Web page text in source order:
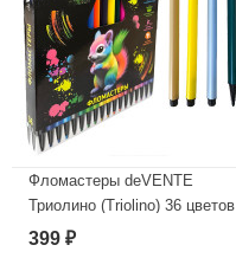
Фломастеры deVENTE
Триолино (Triolino) 36 цветов
трехгранные картонная
399 ₽